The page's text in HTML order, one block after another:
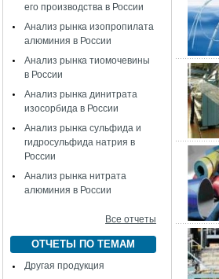
его производства в России
Анализ рынка изопропилата
алюминия в России
Анализ рынка тиомочевины
в России
Анализ рынка динитрата
изосорбида в России
Анализ рынка сульфида и
гидросульфида натрия в
России
Анализ рынка нитрата
алюминия в России
Все отчеты
ОТЧЕТЫ ПО ТЕМАМ
Другая продукция